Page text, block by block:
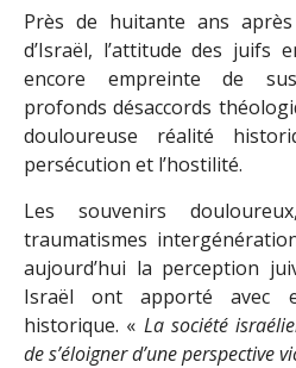
Près de huitante ans
d’Israël, l’attitude des juifs
encore empreinte de
profonds désaccords
douloureuse réalité
persécution et l’hostilité.
Les souvenirs
traumatismes
aujourd’hui la perception
Israël ont apporté avec
historique. « La société
de s’éloigner d’une perspective